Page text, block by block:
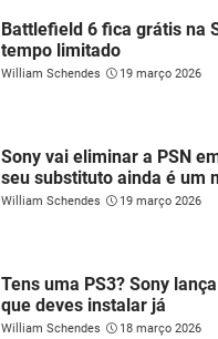
Battlefield 6 fica grátis na
tempo limitado
William Schendes 19 março 2026
Sony vai eliminar a PSN
seu substituto ainda é um
William Schendes 19 março 2026
Tens uma PS3? Sony
que deves instalar já
William Schendes 18 março 2026